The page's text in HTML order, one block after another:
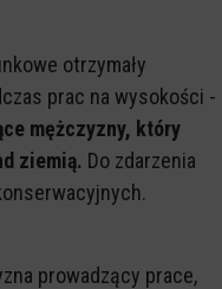
otrzymały
prac na wysokości -
mężczyzny, który
ziemią. Do zdarzenia
prowadzący prace,